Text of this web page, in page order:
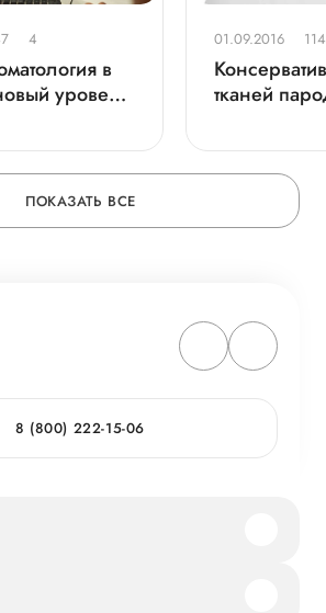
4
в
уровень
01.09.2016
тканей
DURR
ПОКАЗАТЬ ВСЕ
8 (800) 222-15-06